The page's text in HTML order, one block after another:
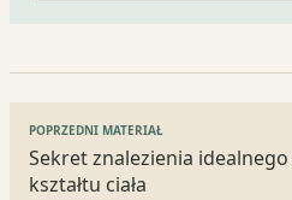
Nawigacja
wpisu
POPRZEDNI MATERIAŁ
Sekret znalezienia
kształtu ciała